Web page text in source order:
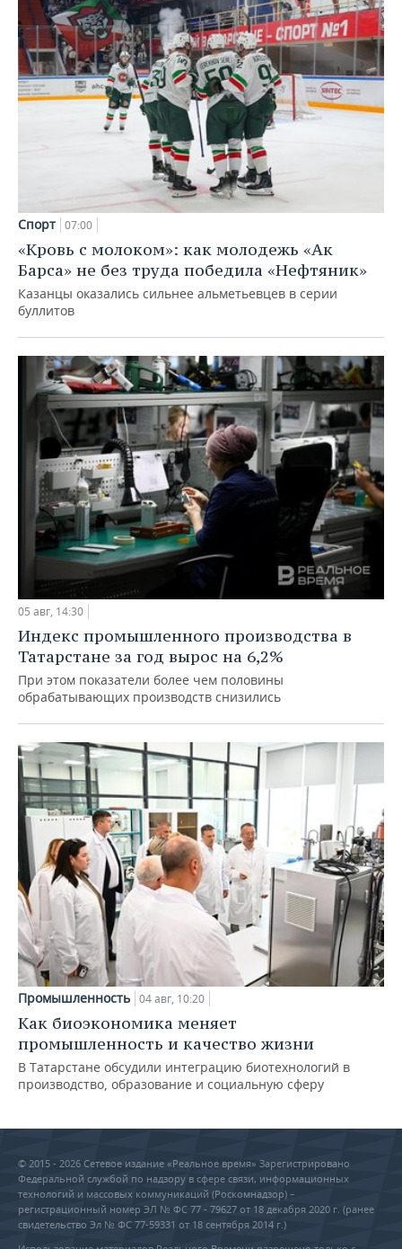
Спорт 07:00
«Кровь с молоком»: как молодежь «Ак
Барса» не без труда победила «Нефтяник»
Казанцы оказались сильнее альметьевцев в серии
буллитов
05 авг, 14:30
Индекс промышленного производства в
Татарстане за год вырос на 6,2%
При этом показатели более чем половины
обрабатывающих производств снизились
Промышленность 04 авг, 10:20
Как биоэкономика меняет
промышленность и качество жизни
В Татарстане обсудили интеграцию биотехнологий в
производство, образование и социальную сферу
© 2015 - 2026 Сетевое издание «Реальное время» Зарегистрировано
Федеральной службой по надзору в сфере связи, информационных
технологий и массовых коммуникаций (Роскомнадзор) –
регистрационный номер ЭЛ № ФС 77 - 79627 от 18 декабря 2020 г. (ранее
свидетельство Эл № ФС 77-59331 от 18 сентября 2014 г.)